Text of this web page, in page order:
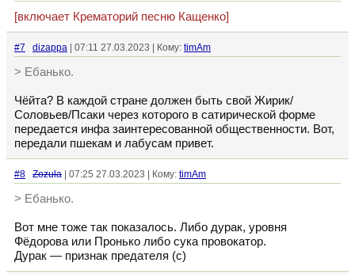
[включает Крематорий песню Кащенко]
#7 dizappa | 07:11 27.03.2023 | Кому: timAm
> Ебанько.
Чёйта? В каждой стране должен быть свой Жирик/
Соловьев/Псаки через которого в сатирической форме
передается инфа заинтересованной общественности. Вот,
передали пшекам и лабусам привет.
#8 Zozula | 07:25 27.03.2023 | Кому: timAm
> Ебанько.
Вот мне тоже так показалось. Либо дурак, уровня
Фёдорова или Пронько либо сука провокатор.
Дурак — признак предателя (с)